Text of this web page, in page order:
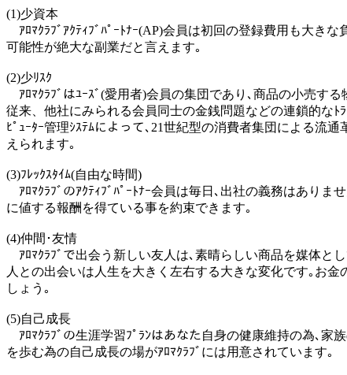
(1)少資本
ｱﾛﾏｸﾗﾌﾞｱｸﾃｨﾌﾞﾊﾟｰﾄﾅｰ(AP)会員は初回の登録費用も大き
可能性が絶大な副業だと言えます｡
(2)少ﾘｽｸ
ｱﾛﾏｸﾗﾌﾞはﾕｰｽﾞ(愛用者)会員の集団であり､商品の小売す
従来、他社にみられる会員同士の金銭問題などの連鎖的な
ﾋﾟｭｰﾀｰ管理ｼｽﾃﾑによって､21世紀型の消費者集団による流
えられます｡
(3)ﾌﾚｯｸｽﾀｲﾑ(自由な時間)
ｱﾛﾏｸﾗﾌﾞのｱｸﾃｨﾌﾞﾊﾟｰﾄﾅｰ会員は毎日､出社の義務はありま
に値する報酬を得ている事を約束できます｡
(4)仲間･友情
ｱﾛﾏｸﾗﾌﾞで出会う新しい友人は､素晴らしい商品を媒体と
人との出会いは人生を大きく左右する大きな変化です｡お
しょう｡
(5)自己成長
ｱﾛﾏｸﾗﾌﾞの生涯学習ﾌﾟﾗﾝはあなた自身の健康維持の為､家
を歩む為の自己成長の場がｱﾛﾏｸﾗﾌﾞには用意されています｡